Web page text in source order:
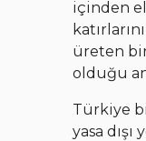
içinden
üreten
olduğu
Türkiye
yasa